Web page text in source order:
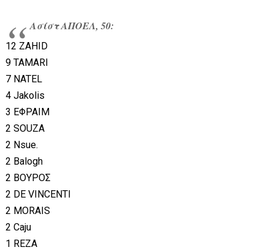
Ασίστ ΑΠΟΕΛ, 50:
12 ZAHID
9 TAMARI
7 NATEL
4 Jakolis
3 ΕΦΡΑΙΜ
2 SOUZA
2 Nsue.
2 Balogh
2 ΒΟΥΡΟΣ
2 DE VINCENTI
2 MORAIS
2 Caju
1 REZA